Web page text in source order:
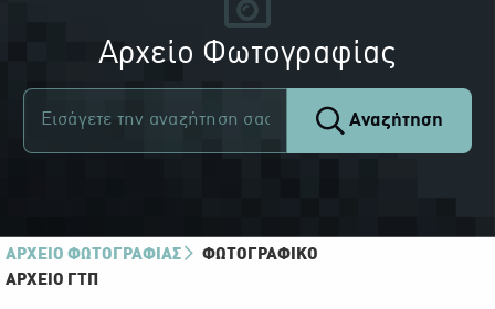
Αρχείο Φωτογραφίας
Αναζήτηση
ΑΡΧΕΙΟ ΦΩΤΟΓΡΑΦΙΑΣ
ΦΩΤΟΓΡΑΦΙΚΌ
ΑΡΧΕΊΟ ΓΤΠ